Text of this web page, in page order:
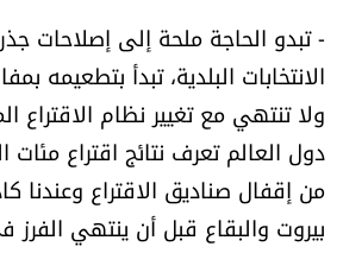
- تبدو الحاجة ملحة إلى إصلاحات
الانتخابات البلدية، تبدأ بتطعيمه
ولا تنتهي مع تغيير نظام
دول العالم تعرف نتائج اقتراع مئات
من إقفال صناديق الاقتراع وعندنا
بيروت والبقاع قبل أن ينتهي